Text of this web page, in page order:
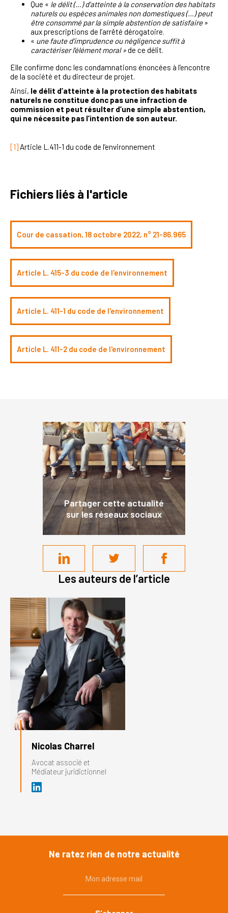
Que « le délit (…) d'atteinte à la conservation des habitats
naturels ou espèces animales non domestiques (…) peut
être consommé par la simple abstention de satisfaire»
aux prescriptions de l’arrêté dérogatoire.
« une faute d'imprudence ou négligence suffit à
caractériser l'élément moral »de ce délit.
Elle confirme donc les condamnations énoncées à l’encontre
de la société et du directeur de projet.
Ainsi, le délit d’atteinte à la protection des habitats
naturels ne constitue donc pas une infraction de
commission et peut résulter d’une simple abstention,
qui ne nécessite pas l’intention de son auteur.
[1] Article L.411-1 du code de l’environnement
Fichiers liés à l'article
Cour de cassation, 18 octobre 2022, n° 21-86.965
Article L. 415-3 du code de l'environnement
Article L. 411-1 du code de l'environnement
Article L. 411-2 du code de l'environnement
Partager cette actualité
sur les réseaux sociaux
Les auteurs de l’article
Nicolas Charrel
Avocat associé et
Médiateur juridictionnel
Ne ratez rien de notre actualité
Mon adresse mail